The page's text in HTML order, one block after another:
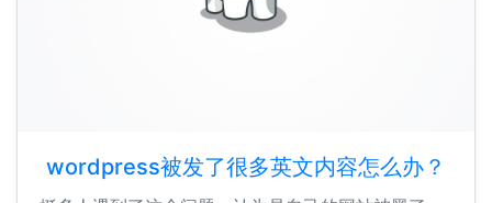
wordpress被发了很多英文内容怎么办？